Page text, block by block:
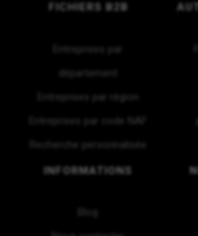
FICHIERS B2B
Entreprises par
département
Entreprises par région
Entreprises par code NAF
Recherche personnalisée
INFORMATIONS